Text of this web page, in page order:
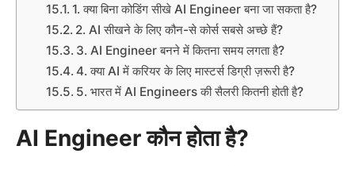
1. क्या बिना कोडिंग सीखे AI Engineer बना जा सकता है?
2. AI सीखने के लिए कौन-से कोर्स सबसे अच्छे हैं?
3. AI Engineer बनने में कितना समय लगता है?
4. क्या AI में करियर के लिए मास्टर्स डिग्री ज़रूरी है?
5. भारत में AI Engineers की सैलरी कितनी होती है?
AI Engineer कौन होता है?